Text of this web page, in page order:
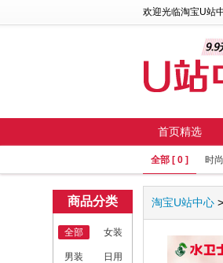
欢迎光临淘宝U站
首页精选
全部 [ 0 ] 时
淘宝U站中心 >
商品分类
全部 女装
男装 日用